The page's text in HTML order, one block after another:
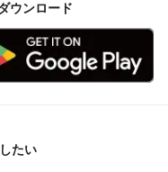
ウンロード
たい